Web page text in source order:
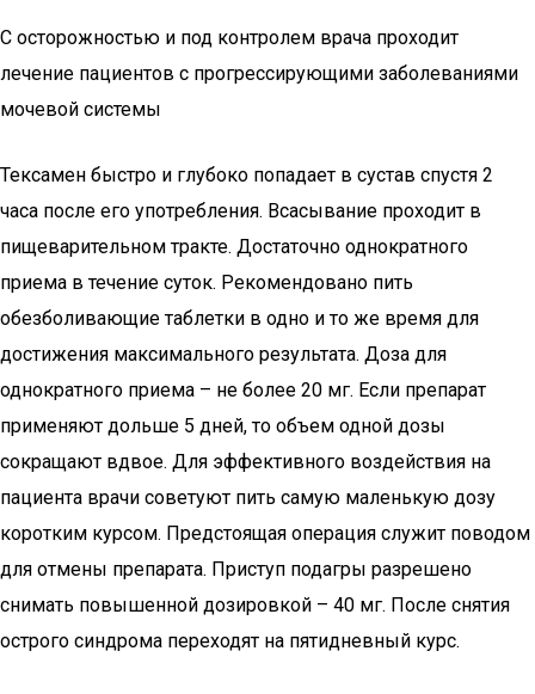
С осторожностью и под контролем врача проходит
лечение пациентов с прогрессирующими заболеваниями
мочевой системы
Тексамен быстро и глубоко попадает в сустав спустя 2
часа после его употребления. Всасывание проходит в
пищеварительном тракте. Достаточно однократного
приема в течение суток. Рекомендовано пить
обезболивающие таблетки в одно и то же время для
достижения максимального результата. Доза для
однократного приема – не более 20 мг. Если препарат
применяют дольше 5 дней, то объем одной дозы
сокращают вдвое. Для эффективного воздействия на
пациента врачи советуют пить самую маленькую дозу
коротким курсом. Предстоящая операция служит поводом
для отмены препарата. Приступ подагры разрешено
снимать повышенной дозировкой – 40 мг. После снятия
острого синдрома переходят на пятидневный курс.